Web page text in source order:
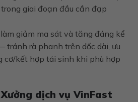
giai đoạn đầu cần đạp
giảm ma sát và tăng đáng kể
tránh rà phanh trên dốc dài, ưu
cơ/kết hợp tái sinh khi phù hợp
dịch vụ VinFast